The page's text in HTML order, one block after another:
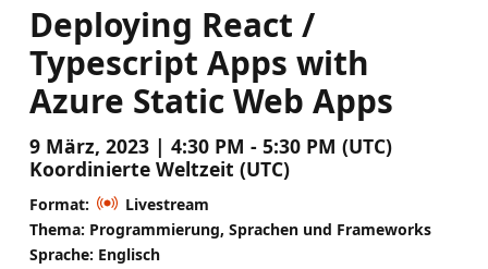
Deploying React /
Typescript Apps with
Azure Static Web Apps
9 März, 2023 | 4:30 PM - 5:30 PM (UTC)
Koordinierte Weltzeit (UTC)
Format:
Livestream
Thema: Programmierung, Sprachen und Frameworks
Sprache: Englisch